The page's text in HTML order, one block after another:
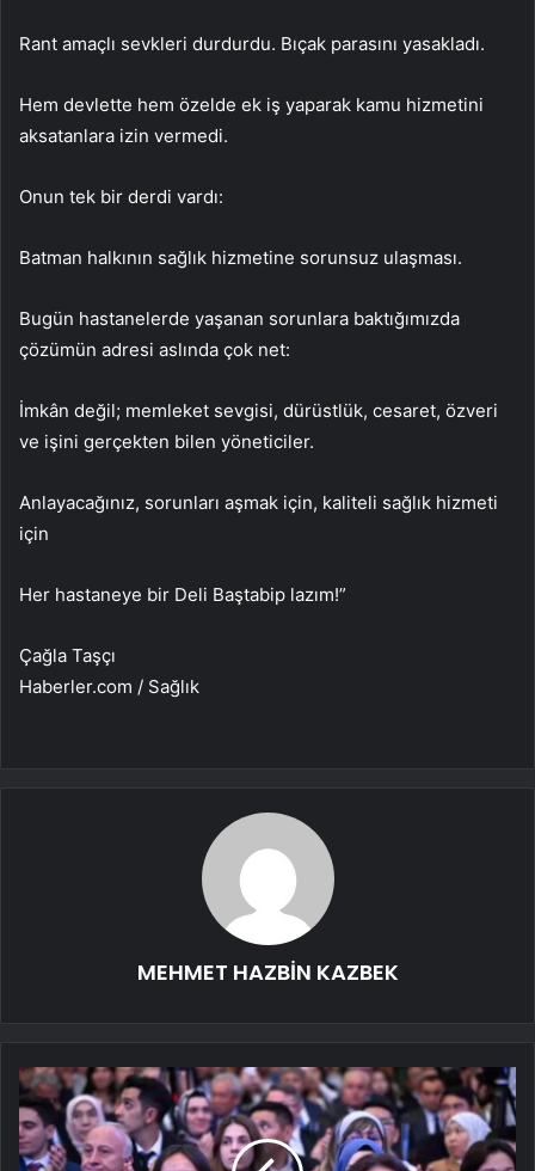
Rant amaçlı sevkleri durdurdu. Bıçak parasını yasakladı.
Hem devlette hem özelde ek iş yaparak kamu hizmetini
aksatanlara izin vermedi.
Onun tek bir derdi vardı:
Batman halkının sağlık hizmetine sorunsuz ulaşması.
Bugün hastanelerde yaşanan sorunlara baktığımızda
çözümün adresi aslında çok net:
İmkân değil; memleket sevgisi, dürüstlük, cesaret, özveri
ve işini gerçekten bilen yöneticiler.
Anlayacağınız, sorunları aşmak için, kaliteli sağlık hizmeti
için
Her hastaneye bir Deli Baştabip lazım!”
Çağla Taşçı
Haberler.com / Sağlık
MEHMET HAZBİN KAZBEK